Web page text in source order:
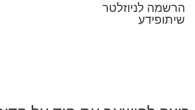
הרשמה לניוזלטר
שיתופידע